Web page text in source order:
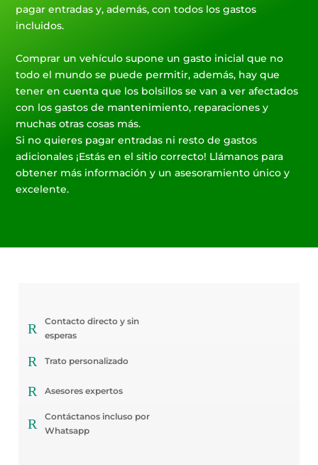
pagar entradas y, además, con todos los gastos
incluidos.
Comprar un vehículo supone un gasto inicial que no
todo el mundo se puede permitir, además, hay que
tener en cuenta que los bolsillos se van a ver afectados
con los gastos de mantenimiento, reparaciones y
muchas otras cosas más.
Si no quieres pagar entradas ni resto de gastos
adicionales ¡Estás en el sitio correcto! Llámanos para
obtener más información y un asesoramiento único y
excelente.
R
Contacto directo y sin
esperas
R Trato personalizado
R Asesores expertos
R
Contáctanos incluso por
Whatsapp